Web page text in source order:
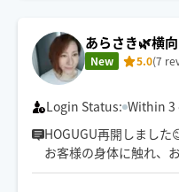
その他の地域はご相談下
京都市外より出発致しま
直前ご予約の場合到着時
改めてご案内いたしま
このページをご覧いた
あらさき🌿横
New 5.0(7
Login Status: Within 3
HOGUGU再開しました
お客様の身体に触れ、
す✨